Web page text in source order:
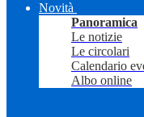
Novità
Panoramica
Le notizie
Le circolari
Calendario
Albo online